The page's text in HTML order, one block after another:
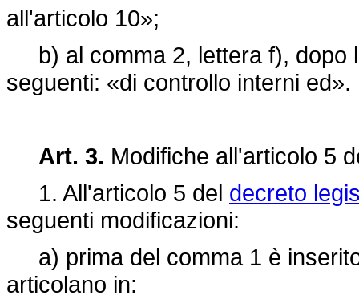
all'articolo 10»;
b) al comma 2, lettera f), dopo
seguenti: «di controllo interni ed».
Art. 3. Modifiche all'articolo 5
1. All'articolo 5 del decreto
seguenti modificazioni:
a) prima del comma 1 è
articolano in: